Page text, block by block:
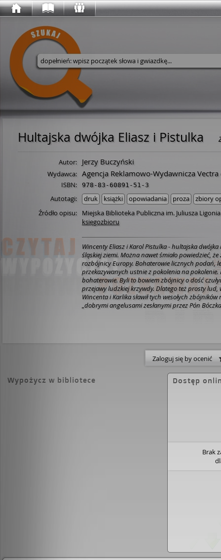
Wyszukaj w serwisie
Hultajska dwójka Eliasz i Pistulka
Autor: Jerzy Buczyński
Wydawca: Agencja Reklamowo-Wydawnicza Vectra
ISBN: 978-83-60891-51-3
Autotagi: druk książki opowiadania proza
zbiory
Źródło opisu:
Miejska Biblioteka Publiczna im. Juliusza
księgozbioru
Wincenty Eliasz i Karol Pistulka - hultajska
śląskiej ziemi. Można nawet śmiało powiedzieć,
rozbójnicy Europy. Bohaterowie licznych podań,
przekazywanych ustnie z pokolenia na
bohaterowie. Byli to bowiem zbójnicy o dość
przejawy ludzkiej krzywdy. Dlatego też prosty
Wincenta i Karlika sławił tych wesołych
„dobrymi angelusami zesłanymi przez Pón
Niesamowite, wręcz brawurowe wyczyny
sławę. Tak na Śląsku, jak też w całym państwie
wyczynach. Prasa wprost wytykała przy tym
rozbójników wodzi ją za nos, a wręcz ośmiesza.
Zaloguj się by ocenić
Wypożycz w bibliotece Dostęp
Brak